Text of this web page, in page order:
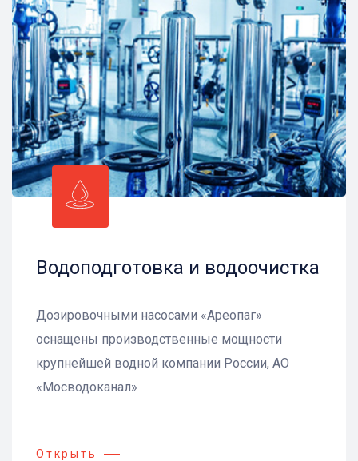
Водоподготовка и водоочистка
Дозировочными насосами «Ареопаг»
оснащены производственные мощности
крупнейшей водной компании России, АО
«Мосводоканал»
Открыть